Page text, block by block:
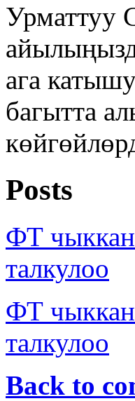
Урматтуу
ага
багытта
Posts
ФТ
талкулоо
ФТ чыккан
талкулоо
Back to